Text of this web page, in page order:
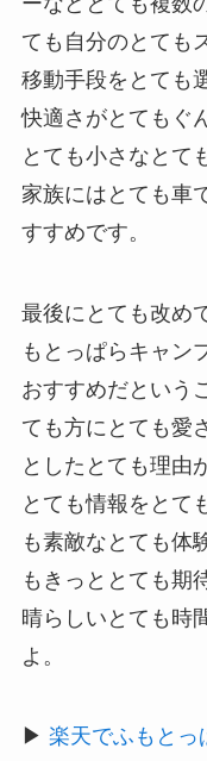
ても自分のとても
移動手段をとても
快適さがとてもぐ
とても小さなとて
家族にはとても車
すすめです。
最後にとても改め
もとっぱらキャン
おすすめだという
ても方にとても愛
としたとても理由
とても情報をとて
も素敵なとても体
もきっととても期
晴らしいとても時
よ。
▶ 楽天でふもとっ